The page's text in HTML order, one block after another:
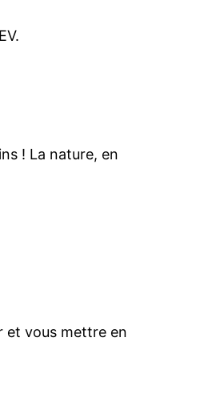
! La nature, en
et vous mettre en